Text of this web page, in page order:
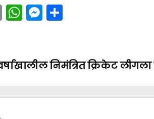
E
m
l
W
h
ts
A
p
M
e
s
e
n
e
निमंत्रित क्रिकेट लीगला